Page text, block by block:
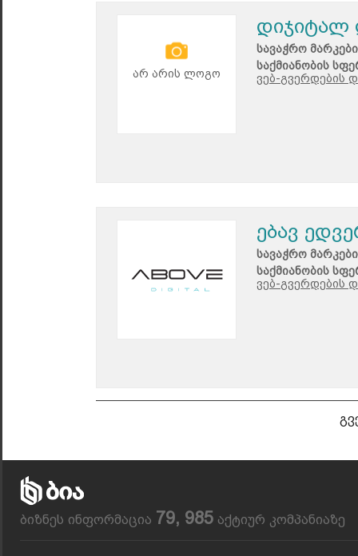
არ არის ლოგო
დიჯიტალ
სავაჭრო
საქმიანობის
ვებ-გვერდების
ებავ
სავაჭრო
საქმიანობის
ვებ-გვერდების
ბიზნეს ინფორმაცია 79, 985 აქტიურ კომპანიაზე